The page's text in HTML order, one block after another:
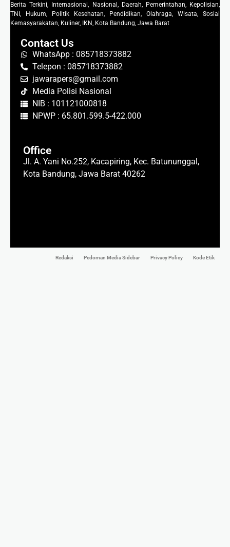
Berita Terkini, Internasional, Nasional, Daerah, Pemerintahan, Kepolisian,
TNI, Hukum, Politik Kesehatan, Pendidikan, Olahraga, Wisata, Sosial
Kemasyarakatan, Kuliner, IKN, Kota Bandung, Jawa Barat
Contact Us
WhatsApp : 085718373882
Telepon : 085718373882
jawarapers@gmail.com
Media Polisi Nasional
NIB : 101121000818
NPWP : 65.801.599.5-422.000
Office
Jl. A. Yani No.252, Kacapiring, Kec. Batununggal,
Kota Bandung, Jawa Barat 40262
Redaksi Pedoman Media Sidebar Privacy Policy Kode Etik